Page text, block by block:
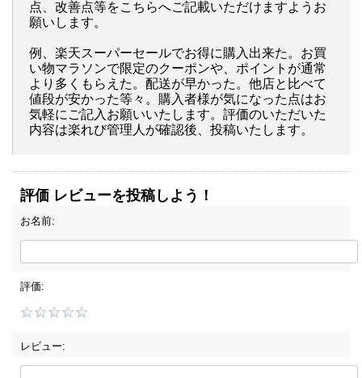
点、改善点等をこちらへご記載いただけますようお
願いします。
例、楽天スーパーセールでお得に購入出来た。お買
い物マラソンで限定のクーポンや、ポイントが通常
より多くもらえた。配送が早かった。他店と比べて
値段が安かった等々。購入者様が気になった点はお
気軽にご記入お願いいたします。評価のいただいた
内容は楽れび管理人が確認後、投稿いたします。
評価 レビューを投稿しよう！
お名前:
評価:
レビュー: